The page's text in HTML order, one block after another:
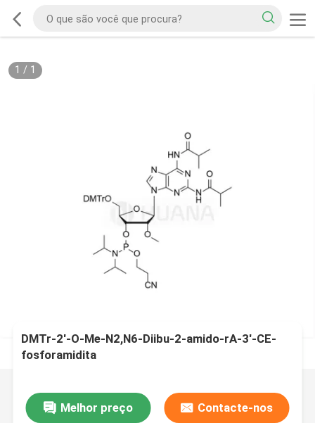
1 / 1
DMTr-2'-O-Me-N2,N6-Diibu-2-amido-rA-3'-CE-
fosforamidita
Melhor preço Contacte-nos